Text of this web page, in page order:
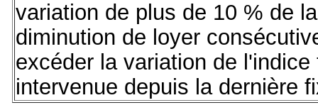
variation de plus de 10 % de
diminution de loyer
excéder la variation de
intervenue depuis la dernière